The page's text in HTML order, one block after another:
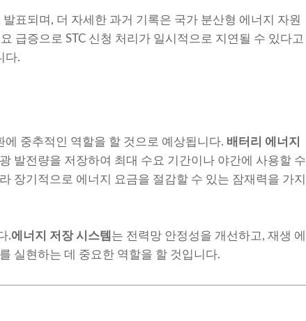
표되며, 더 자세한 과거 기록은 국가 분산형 에너지 자원
급증으로 STC 신청 처리가 일시적으로 지연될 수 있다고
다.
중추적인 역할을 할 것으로 예상됩니다. 배터리 에너지
발전량을 저장하여 최대 수요 기간이나 야간에 사용할 수
장기적으로 에너지 요금을 절감할 수 있는 잠재력을 가지
.에너지 저장 시스템 는 전력망 안정성을 개선하고, 재생 에
실현하는 데 중요한 역할을 할 것입니다.